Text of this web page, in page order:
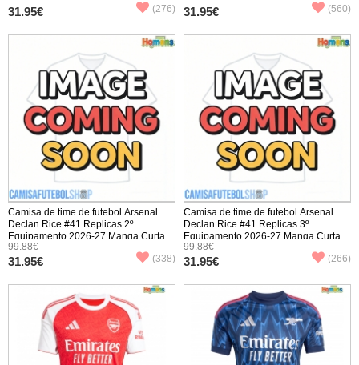
31.95€ (276) 31.95€ (560)
Camisa de time de futebol Arsenal
Declan Rice #41 Replicas 2º
Equipamento 2026-27 Manga Curta
99.88€
31.95€ (338)
Camisa de time de futebol Arsenal
Declan Rice #41 Replicas 3º
Equipamento 2026-27 Manga Curta
99.88€
31.95€ (266)